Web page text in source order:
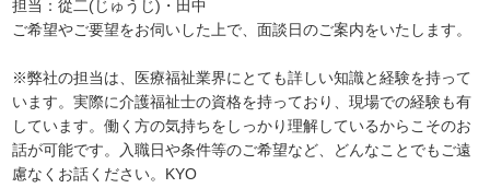
担当：從二(じゅうじ)・田中
ご希望やご要望をお伺いした上で、面談日のご案内をいたします。
※弊社の担当は、医療福祉業界にとても詳しい知識と経験を持って
います。実際に介護福祉士の資格を持っており、現場での経験も有
しています。働く方の気持ちをしっかり理解しているからこそのお
話が可能です。入職日や条件等のご希望など、どんなことでもご遠
慮なくお話ください。KYO